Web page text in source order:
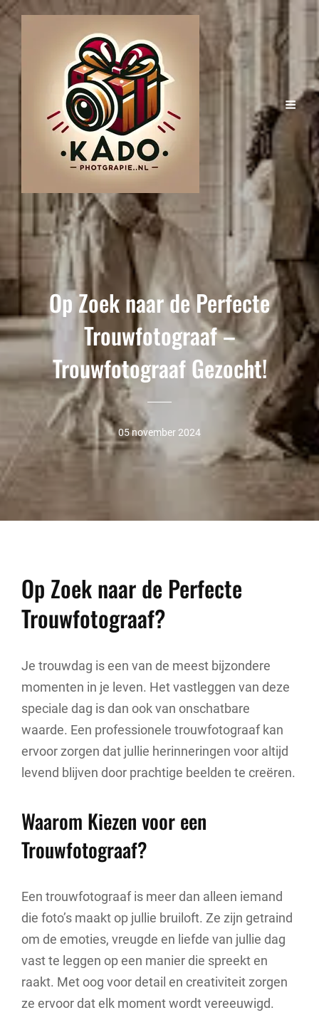
Op Zoek naar de Perfecte
Trouwfotograaf –
Trouwfotograaf Gezocht!
05 november 2024
Op Zoek naar de Perfecte
Trouwfotograaf?
Je trouwdag is een van de meest bijzondere
momenten in je leven. Het vastleggen van deze
speciale dag is dan ook van onschatbare
waarde. Een professionele trouwfotograaf kan
ervoor zorgen dat jullie herinneringen voor altijd
levend blijven door prachtige beelden te creëren.
Waarom Kiezen voor een
Trouwfotograaf?
Een trouwfotograaf is meer dan alleen iemand
die foto’s maakt op jullie bruiloft. Ze zijn getraind
om de emoties, vreugde en liefde van jullie dag
vast te leggen op een manier die spreekt en
raakt. Met oog voor detail en creativiteit zorgen
ze ervoor dat elk moment wordt vereeuwigd.